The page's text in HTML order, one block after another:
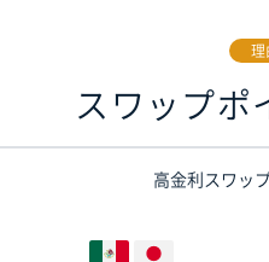
理
スワップポ
高金利スワッ